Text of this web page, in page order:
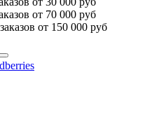
от 70 000 руб
от 150 000 руб